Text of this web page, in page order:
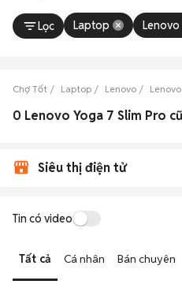
Lọc Laptop Lenovo
Chợ Tốt Laptop Lenovo
0 Lenovo Yoga 7 Slim Pro
Siêu thị điện tử
Tin có video
Tất cả Cá nhân Bán chuyên